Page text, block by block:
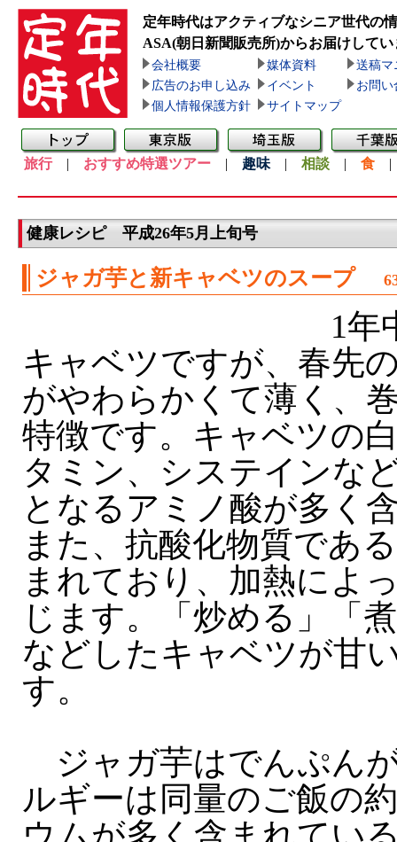
定年時代はアクティブなシニア世代の
ASA(朝日新聞販売所)からお届けしてい
会社概要 媒体資料
送稿マ
広告のお申し込み
イベント
お問い
個人情報保護方針
サイトマップ
旅行| おすすめ特選ツアー | 趣味 | 相談 | 食
健康レシピ 平成26年5月上旬号
ジャガ芋と新キャベツのスープ
1年
キャベツですが、春先
がやわらかくて薄く、
特徴です。キャベツの
タミン、システインな
となるアミノ酸が多く
また、抗酸化物質であ
まれており、加熱によ
じます。「炒める」「
などしたキャベツが甘
す。
ジャガ芋はでんぷん
ルギーは同量のご飯の